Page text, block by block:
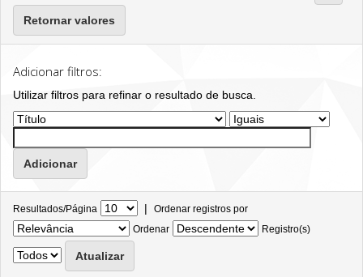
Retornar valores
Adicionar filtros:
Utilizar filtros para refinar o resultado de busca.
Resultados/Página | Ordenar registros por
Ordenar
Registro(s)